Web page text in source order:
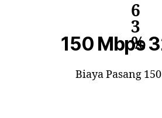
6
3
%
150 Mbps
Biaya Pasang